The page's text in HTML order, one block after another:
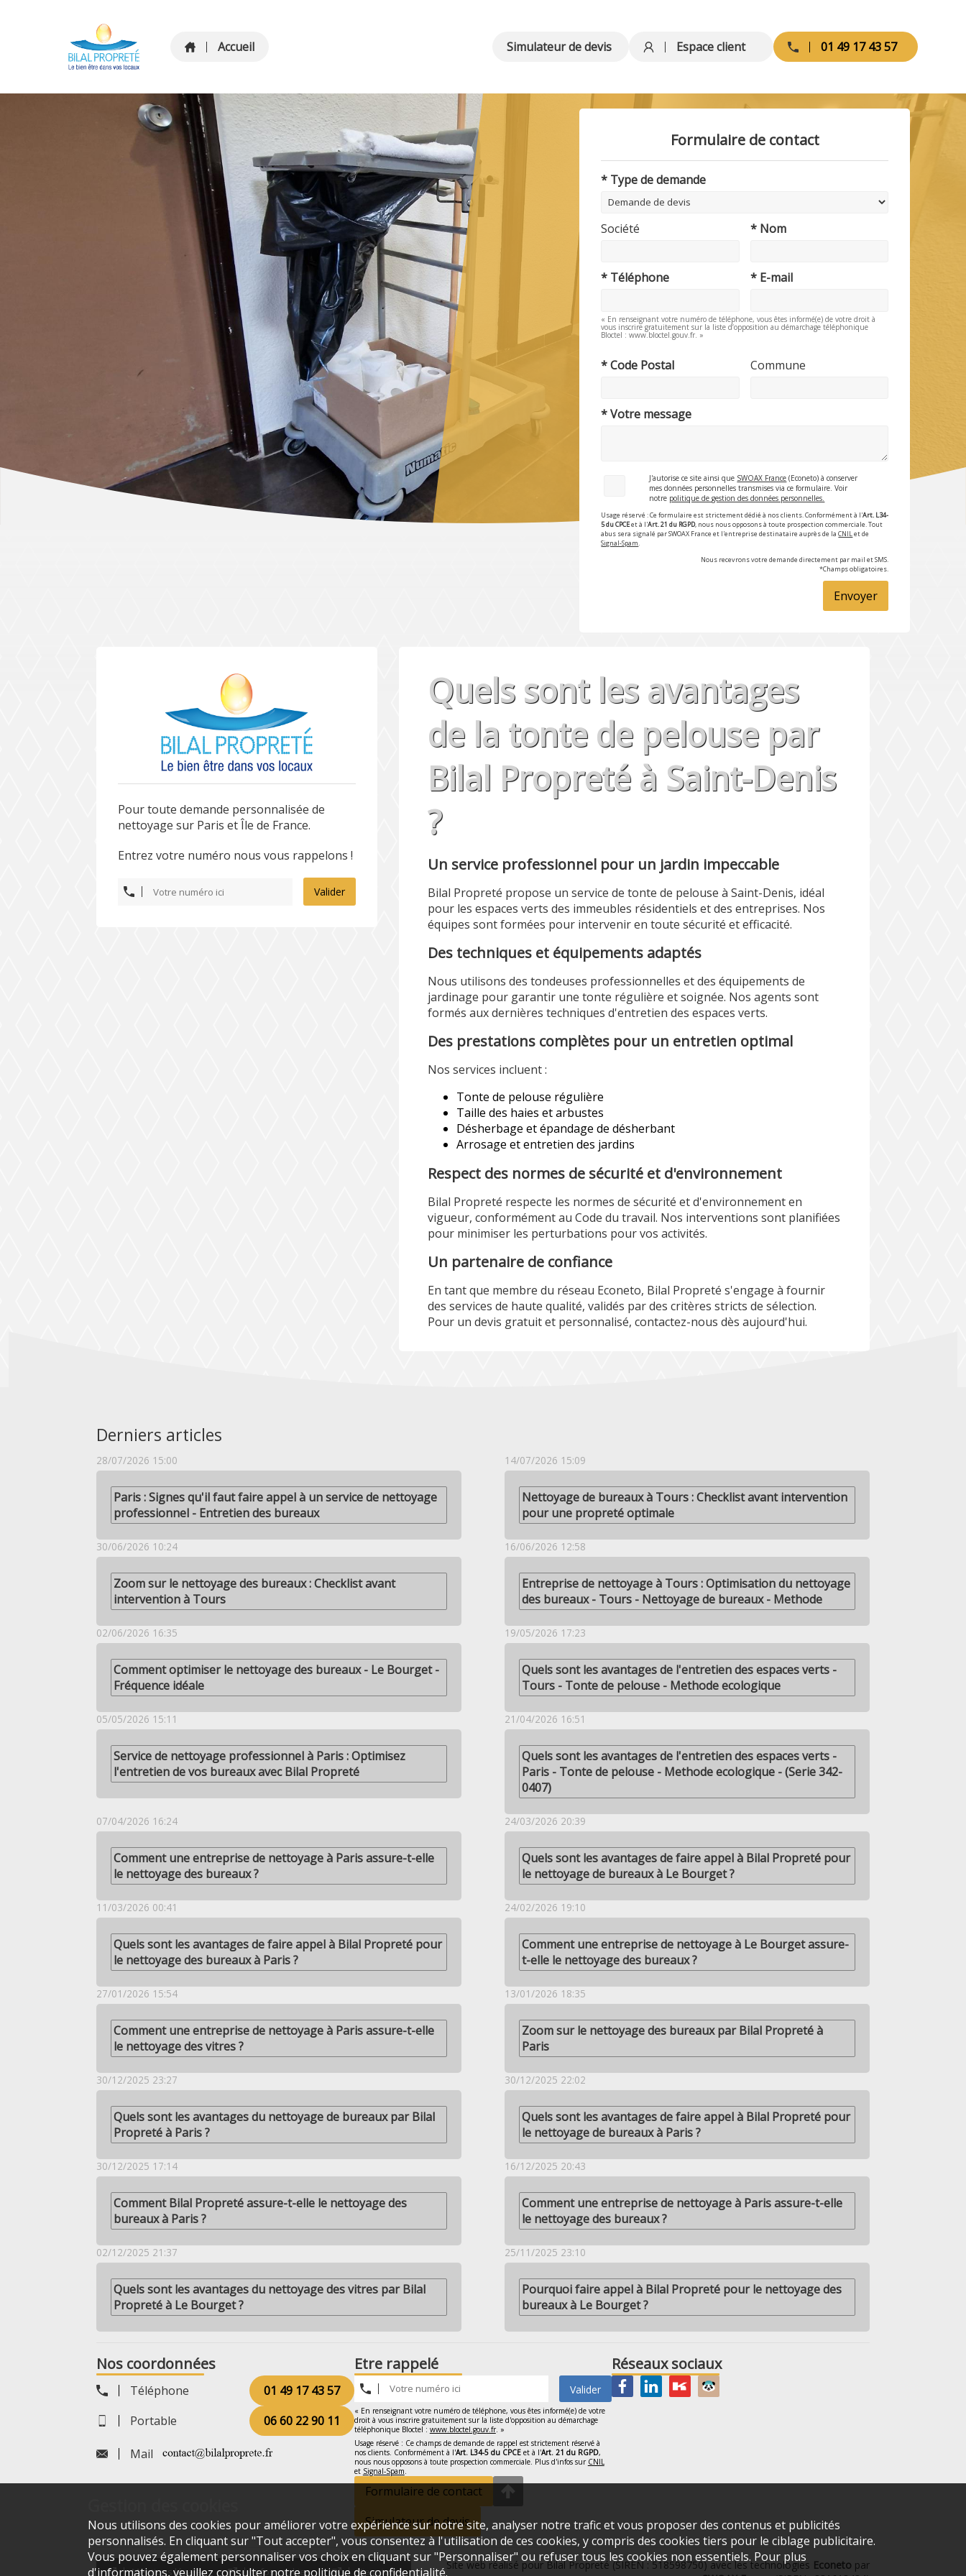
Nous utilisons des cookies pour améliorer votre expérience sur notre site, analyser notre trafic et vous proposer des contenus et publicités
personnalisés. En cliquant sur "Tout accepter", vous consentez à l'utilisation de ces cookies, y compris des cookies tiers pour le ciblage publicitaire.
Vous pouvez également personnaliser vos choix en cliquant sur "Personnaliser" ou refuser tous les cookies non essentiels. Pour plus
d'informations, veuillez consulter notrepolitique de confidentialité.
Accueil Simulateur de devis Espace client 01 49 17 43 57
Formulaire de contact
* Type de demande
Société * Nom
* Téléphone * E-mail
« En renseignant votre numéro de téléphone, vous êtes informé(e) de votre droit à
vous inscrire gratuitement sur la liste d’opposition au démarchage téléphonique
Bloctel : www.bloctel.gouv.fr. »
* Code Postal Commune
* Votre message
J'autorise ce site ainsi que SWOAX France (Econeto) à conserver
mes données personnelles transmises via ce formulaire. Voir
notre politique de gestion des données personnelles.
Usage réservé : Ce formulaire est strictement dédié à nos clients. Conformément à l'Art. L34-
5 du CPCEet à l'Art. 21 du RGPD, nous nous opposons à toute prospection commerciale. Tout
abus sera signalé par SWOAX France et l'entreprise destinataire auprès de laCNILet de
Signal-Spam.
Nous recevrons votre demande directement par mail et SMS.
*Champs obligatoires.
Envoyer
Pour toute demande personnalisée de
nettoyage sur Paris et Île de France.
Entrez votre numéro nous vous rappelons !
Valider
Quels sont les avantages
de la tonte de pelouse par
Bilal Propreté à Saint-Denis
?
Un service professionnel pour un jardin impeccable
Bilal Propreté propose un service de tonte de pelouse à Saint-Denis, idéal
pour les espaces verts des immeubles résidentiels et des entreprises. Nos
équipes sont formées pour intervenir en toute sécurité et efficacité.
Des techniques et équipements adaptés
Nous utilisons des tondeuses professionnelles et des équipements de
jardinage pour garantir une tonte régulière et soignée. Nos agents sont
formés aux dernières techniques d'entretien des espaces verts.
Des prestations complètes pour un entretien optimal
Nos services incluent :
Tonte de pelouse régulière
Taille des haies et arbustes
Désherbage et épandage de désherbant
Arrosage et entretien des jardins
Respect des normes de sécurité et d'environnement
Bilal Propreté respecte les normes de sécurité et d'environnement en
vigueur, conformément au Code du travail. Nos interventions sont planifiées
pour minimiser les perturbations pour vos activités.
Un partenaire de confiance
En tant que membre du réseau Econeto, Bilal Propreté s'engage à fournir
des services de haute qualité, validés par des critères stricts de sélection.
Pour un devis gratuit et personnalisé, contactez-nous dès aujourd'hui.
Derniers articles
28/07/2026 15:00
Paris : Signes qu'il faut faire appel à un service de nettoyage
professionnel - Entretien des bureaux
14/07/2026 15:09
Nettoyage de bureaux à Tours : Checklist avant intervention
pour une propreté optimale
30/06/2026 10:24
Zoom sur le nettoyage des bureaux : Checklist avant
intervention à Tours
16/06/2026 12:58
Entreprise de nettoyage à Tours : Optimisation du nettoyage
des bureaux - Tours - Nettoyage de bureaux - Methode
02/06/2026 16:35
Comment optimiser le nettoyage des bureaux - Le Bourget -
Fréquence idéale
19/05/2026 17:23
Quels sont les avantages de l'entretien des espaces verts -
Tours - Tonte de pelouse - Methode ecologique
05/05/2026 15:11
Service de nettoyage professionnel à Paris : Optimisez
l'entretien de vos bureaux avec Bilal Propreté
21/04/2026 16:51
Quels sont les avantages de l'entretien des espaces verts -
Paris - Tonte de pelouse - Methode ecologique - (Serie 342-
0407)
07/04/2026 16:24
Comment une entreprise de nettoyage à Paris assure-t-elle
le nettoyage des bureaux ?
24/03/2026 20:39
Quels sont les avantages de faire appel à Bilal Propreté pour
le nettoyage de bureaux à Le Bourget ?
11/03/2026 00:41
Quels sont les avantages de faire appel à Bilal Propreté pour
le nettoyage des bureaux à Paris ?
24/02/2026 19:10
Comment une entreprise de nettoyage à Le Bourget assure-
t-elle le nettoyage des bureaux ?
27/01/2026 15:54
Comment une entreprise de nettoyage à Paris assure-t-elle
le nettoyage des vitres ?
13/01/2026 18:35
Zoom sur le nettoyage des bureaux par Bilal Propreté à
Paris
30/12/2025 23:27
Quels sont les avantages du nettoyage de bureaux par Bilal
Propreté à Paris ?
30/12/2025 22:02
Quels sont les avantages de faire appel à Bilal Propreté pour
le nettoyage de bureaux à Paris ?
30/12/2025 17:14
Comment Bilal Propreté assure-t-elle le nettoyage des
bureaux à Paris ?
16/12/2025 20:43
Comment une entreprise de nettoyage à Paris assure-t-elle
le nettoyage des bureaux ?
02/12/2025 21:37
Quels sont les avantages du nettoyage des vitres par Bilal
Propreté à Le Bourget ?
25/11/2025 23:10
Pourquoi faire appel à Bilal Propreté pour le nettoyage des
bureaux à Le Bourget ?
Nos coordonnées
Téléphone
01 49 17 43 57
Portable
06 60 22 90 11
Mail
Etre rappelé
Valider
« En renseignant votre numéro de téléphone, vous êtes informé(e) de votre
droit à vous inscrire gratuitement sur la liste d'opposition au démarchage
téléphonique Bloctel : www.bloctel.gouv.fr. »
Usage réservé : Ce champs de demande de rappel est strictement réservé à
nos clients. Conformément à l'Art. L34-5 du CPCEet à l'Art. 21 du RGPD,
nous nous opposons à toute prospection commerciale. Plus d'infos sur CNIL
et Signal-Spam.
Formulaire de contact
Simulateur de devis
Réseaux sociaux
Mentions légales Infos cookies Vie privée Site web réalisé pour Bilal Propreté (SIREN : 518598750) avec les technologies Econeto par